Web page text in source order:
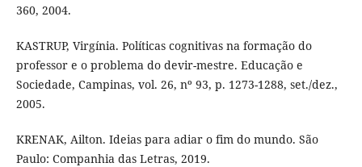
360, 2004.
KASTRUP, Virgínia. Políticas cognitivas na formação do
professor e o problema do devir-mestre. Educação e
Sociedade, Campinas, vol. 26, nº 93, p. 1273-1288, set./dez.,
2005.
KRENAK, Ailton. Ideias para adiar o fim do mundo. São
Paulo: Companhia das Letras, 2019.